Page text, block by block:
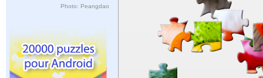
Photo: Peangdao